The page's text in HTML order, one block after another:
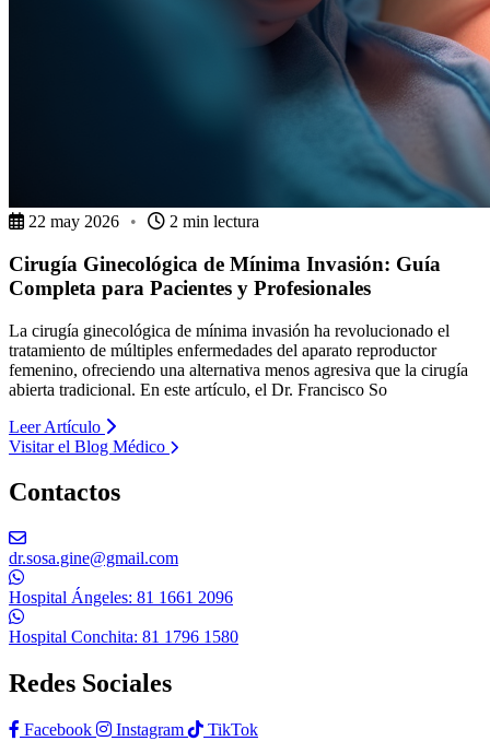
22 may 2026 • 2 min lectura
Cirugía Ginecológica de Mínima Invasión: Guía
Completa para Pacientes y Profesionales
La cirugía ginecológica de mínima invasión ha revolucionado el
tratamiento de múltiples enfermedades del aparato reproductor
femenino, ofreciendo una alternativa menos agresiva que la cirugía
abierta tradicional. En este artículo, el Dr. Francisco So
Leer Artículo
Visitar el Blog Médico
Contactos
dr.sosa.gine@gmail.com
Hospital Ángeles: 81 1661 2096
Hospital Conchita: 81 1796 1580
Redes Sociales
Facebook Instagram TikTok